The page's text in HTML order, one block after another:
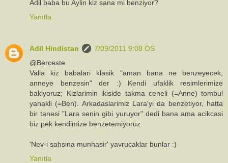
Adil baba bu Aylin kiz sana mi benziyor?
Yanıtla
Adil Hindistan
7/09/2011 9:08 ÖS
@Berceste
Valla kiz babalari klasik "aman bana ne benzeyecek,
anneye benzesin" der :) Kendi ufaklik resimlerimize
bakiyoruz; Kizlarimin ikiside takma ceneli (=Anne) tombul
yanakli (=Ben). Arkadaslarimiz Lara'yi da benzetiyor, hatta
bir tanesi "Lara senin gibi yuruyor" dedi bana ama acikcasi
biz pek kendimize benzetemiyoruz.
'Nev-i sahsina munhasir' yavrucaklar bunlar :)
Yanıtla